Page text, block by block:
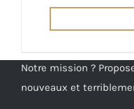
Notre mission ?
nouveaux et